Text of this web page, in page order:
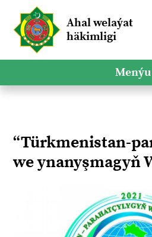
Ahal welaýat
häkimligi
Menýu
“Türkmenistan-
we ynanyşmagyň